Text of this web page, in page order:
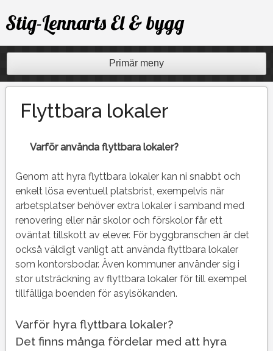
Hoppa
till
innehåll
Stig-Lennarts El & bygg
Primär meny
Flyttbara lokaler
Varför använda flyttbara lokaler?
Genom att hyra flyttbara lokaler kan ni snabbt och
enkelt lösa eventuell platsbrist, exempelvis när
arbetsplatser behöver extra lokaler i samband med
renovering eller när skolor och förskolor får ett
oväntat tillskott av elever. För byggbranschen är det
också väldigt vanligt att använda flyttbara lokaler
som kontorsbodar. Även kommuner använder sig i
stor utsträckning av flyttbara lokaler för till exempel
tillfälliga boenden för asylsökanden.
Varför hyra flyttbara lokaler?
Det finns många fördelar med att hyra